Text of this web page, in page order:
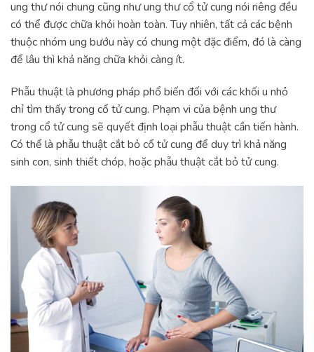
ung thư nói chung cũng như ung thư cổ tử cung nói riêng đều
có thể được chữa khỏi hoàn toàn. Tuy nhiên, tất cả các bệnh
thuộc nhóm ung bướu này có chung một đặc điểm, đó là càng
để lâu thì khả năng chữa khỏi càng ít.
Phẫu thuật là phương pháp phổ biến đối với các khối u nhỏ
chỉ tìm thấy trong cổ tử cung. Phạm vi của bệnh ung thư
trong cổ tử cung sẽ quyết định loại phẫu thuật cần tiến hành.
Có thể là phẫu thuật cắt bỏ cổ tử cung để duy trì khả năng
sinh con, sinh thiết chóp, hoặc phẫu thuật cắt bỏ tử cung.